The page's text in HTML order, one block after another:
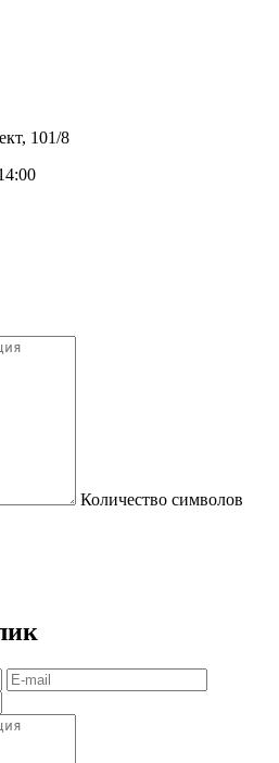
101/8
Количество символов